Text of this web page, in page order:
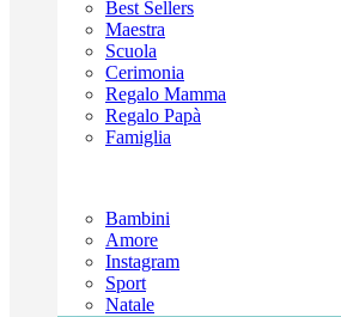
Best Sellers
Maestra
Scuola
Cerimonia
Regalo Mamma
Regalo Papà
Famiglia
Bambini
Amore
Instagram
Sport
Natale